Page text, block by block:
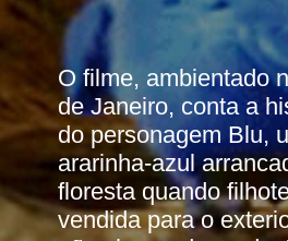
O filme, ambientado
de Janeiro, conta a
do personagem Blu,
ararinha-azul
floresta quando
vendida para o